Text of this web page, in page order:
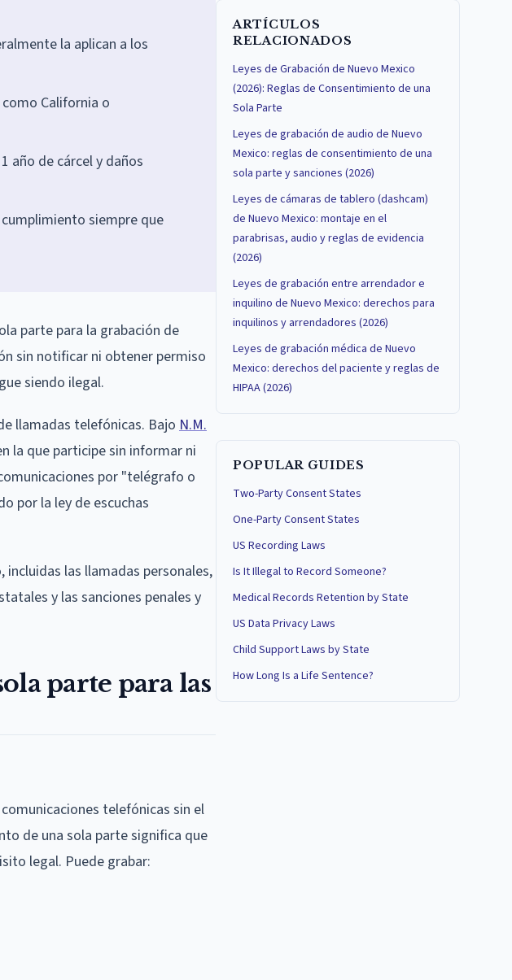
la aplican a los
California o
año de cárcel y daños
siempre que
parte para la grabación de
sin notificar ni obtener permiso
siendo ilegal.
llamadas telefónicas. Bajo N.M.
la que participe sin informar ni
por "telégrafo o
por la ley de escuchas
las llamadas personales,
y las sanciones penales y
parte para las
telefónicas sin el
de una sola parte significa que
legal. Puede grabar:
ARTÍCULOS
RELACIONADOS
Leyes de Grabación de Nuevo Mexico
(2026): Reglas de Consentimiento de una
Sola Parte
Leyes de grabación de audio de Nuevo
Mexico: reglas de consentimiento de una
sola parte y sanciones (2026)
Leyes de cámaras de tablero (dashcam)
de Nuevo Mexico: montaje en el
parabrisas, audio y reglas de evidencia
(2026)
Leyes de grabación entre arrendador e
inquilino de Nuevo Mexico: derechos para
inquilinos y arrendadores (2026)
Leyes de grabación médica de Nuevo
Mexico: derechos del paciente y reglas de
HIPAA (2026)
POPULAR GUIDES
Two-Party Consent States
One-Party Consent States
US Recording Laws
Is It Illegal to Record Someone?
Medical Records Retention by State
US Data Privacy Laws
Child Support Laws by State
How Long Is a Life Sentence?